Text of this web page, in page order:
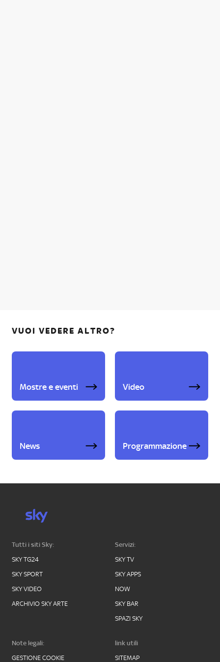
VUOI VEDERE ALTRO?
Mostre e eventi Video
News Programmazione
Tutti i siti Sky:
SKY TG24
SKY SPORT
SKY VIDEO
ARCHIVIO SKY ARTE
Servizi:
SKY TV
SKY APPS
NOW
SKY BAR
SPAZI SKY
Note legali:
GESTIONE COOKIE
link utili
SITEMAP